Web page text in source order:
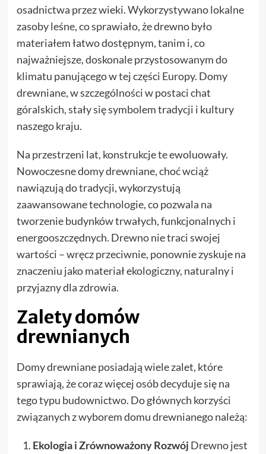
osadnictwa przez wieki. Wykorzystywano lokalne
zasoby leśne, co sprawiało, że drewno było
materiałem łatwo dostępnym, tanim i, co
najważniejsze, doskonale przystosowanym do
klimatu panującego w tej części Europy. Domy
drewniane, w szczególności w postaci chat
góralskich, stały się symbolem tradycji i kultury
naszego kraju.
Na przestrzeni lat, konstrukcje te ewoluowały.
Nowoczesne domy drewniane, choć wciąż
nawiązują do tradycji, wykorzystują
zaawansowane technologie, co pozwala na
tworzenie budynków trwałych, funkcjonalnych i
energooszczędnych. Drewno nie traci swojej
wartości – wręcz przeciwnie, ponownie zyskuje na
znaczeniu jako materiał ekologiczny, naturalny i
przyjazny dla zdrowia.
Zalety domów
drewnianych
Domy drewniane posiadają wiele zalet, które
sprawiają, że coraz więcej osób decyduje się na
tego typu budownictwo. Do głównych korzyści
związanych z wyborem domu drewnianego należą:
Ekologia i Zrównoważony Rozwój Drewno jest